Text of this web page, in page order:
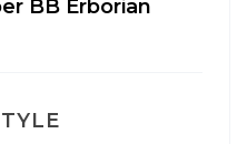
BB Erborian